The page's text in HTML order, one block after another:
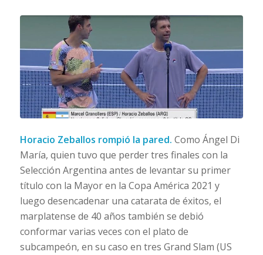
Horacio Zeballos rompió la pared. Como Ángel Di
María, quien tuvo que perder tres finales con la
Selección Argentina antes de levantar su primer
título con la Mayor en la Copa América 2021 y
luego desencadenar una catarata de éxitos, el
marplatense de 40 años también se debió
conformar varias veces con el plato de
subcampeón, en su caso en tres Grand Slam (US